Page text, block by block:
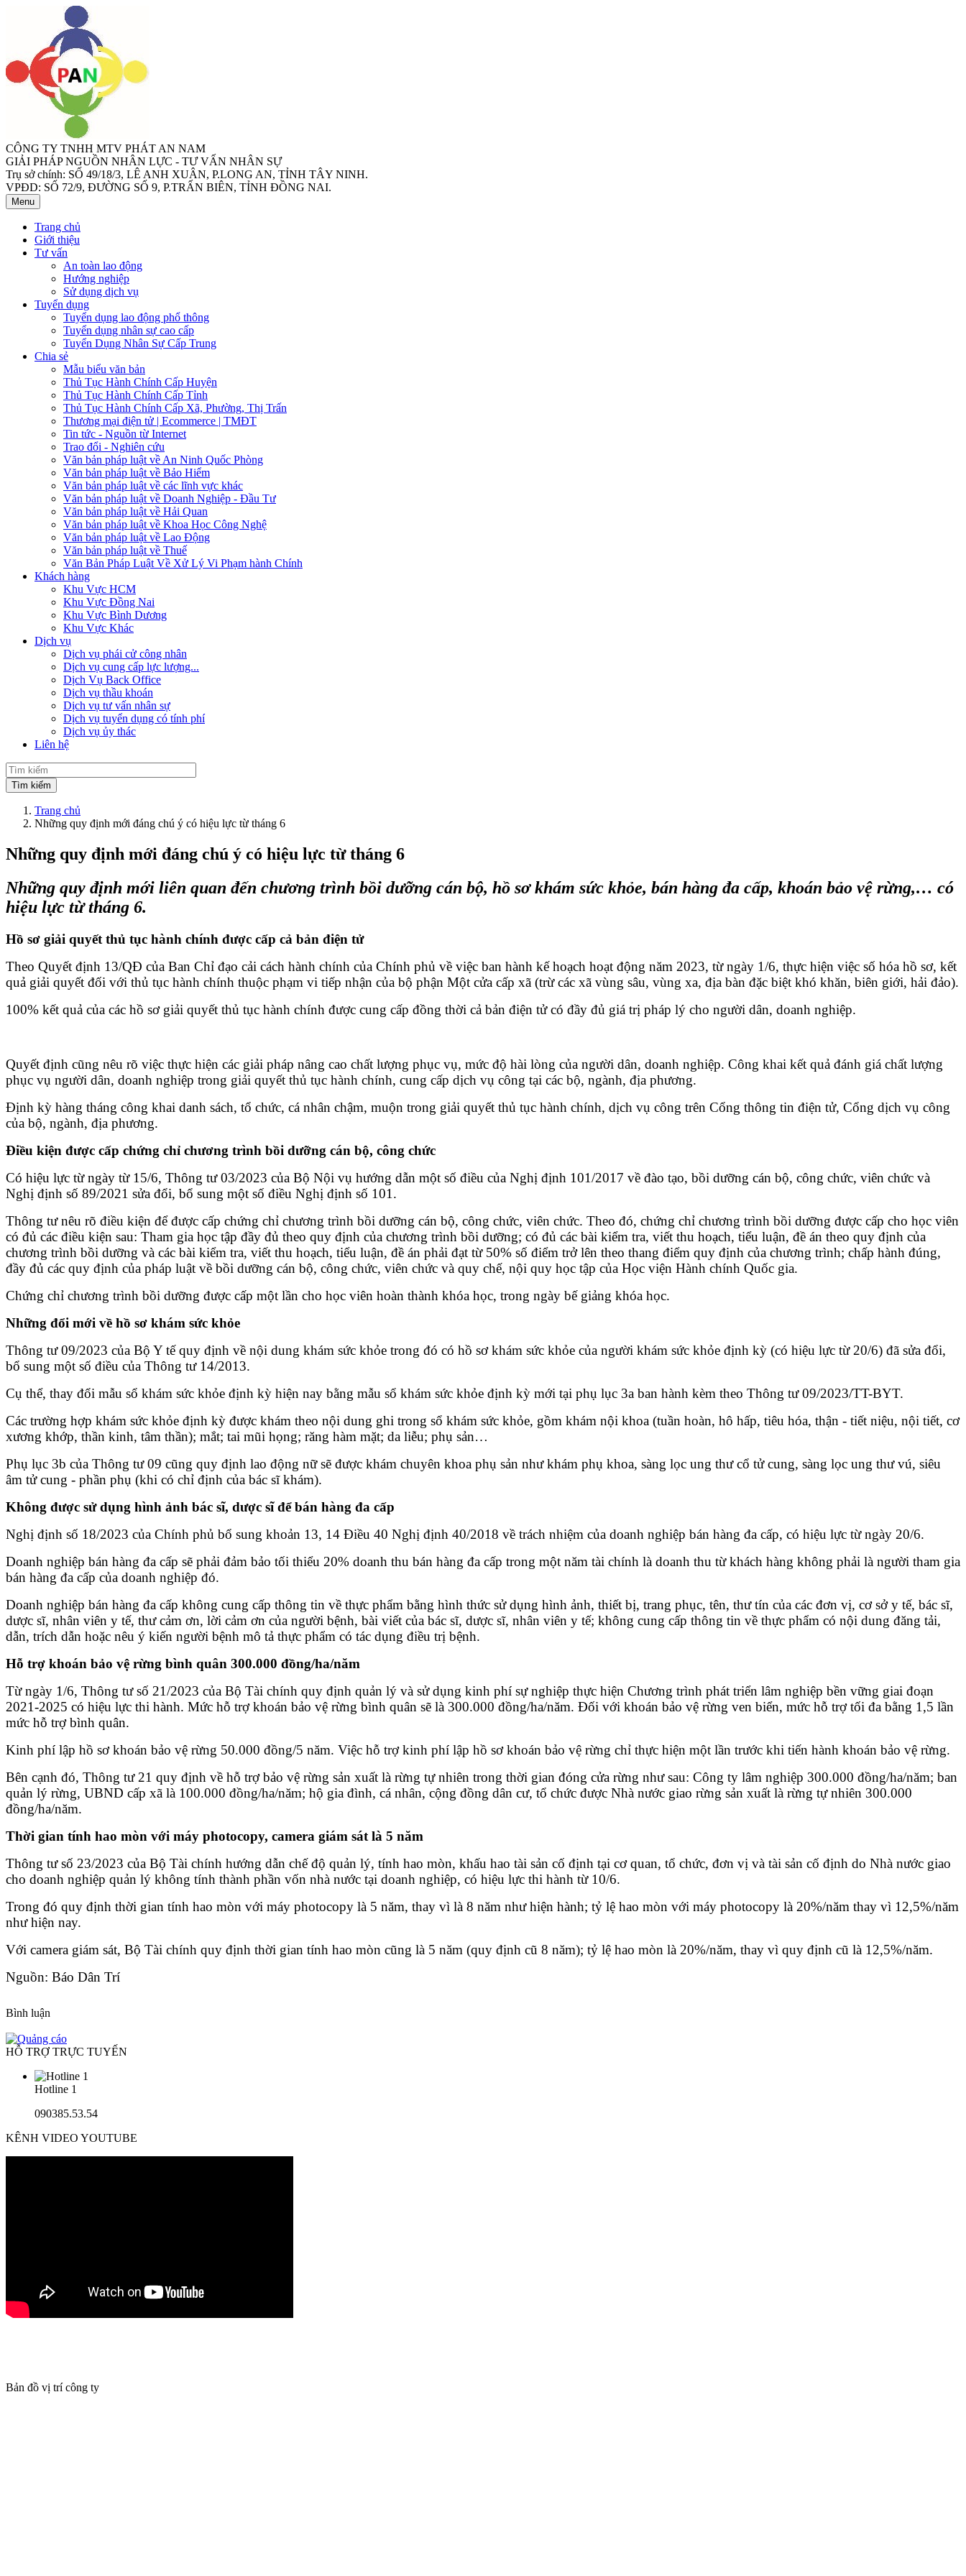
CÔNG TY TNHH MTV PHÁT AN NAM
GIẢI PHÁP NGUỒN NHÂN LỰC - TƯ VẤN NHÂN SỰ
Trụ sở chính: SỐ 49/18/3, LÊ ANH XUÂN, P.LONG AN, TỈNH TÂY NINH.
VPĐD: SỐ 72/9, ĐƯỜNG SỐ 9, P.TRẤN BIÊN, TỈNH ĐỒNG NAI.
Menu
Trang chủ
Giới thiệu
Tư vấn
An toàn lao động
Hướng nghiệp
Sử dụng dịch vụ
Tuyển dụng
Tuyển dụng lao động phổ thông
Tuyển dụng nhân sự cao cấp
Tuyển Dụng Nhân Sự Cấp Trung
Chia sẻ
Mẫu biểu văn bản
Thủ Tục Hành Chính Cấp Huyện
Thủ Tục Hành Chính Cấp Tỉnh
Thủ Tục Hành Chính Cấp Xã, Phường, Thị Trấn
Thương mại điện tử | Ecommerce | TMĐT
Tin tức - Nguồn từ Internet
Trao đổi - Nghiên cứu
Văn bản pháp luật về An Ninh Quốc Phòng
Văn bản pháp luật về Bảo Hiểm
Văn bản pháp luật về các lĩnh vực khác
Văn bản pháp luật về Doanh Nghiệp - Đầu Tư
Văn bản pháp luật về Hải Quan
Văn bản pháp luật về Khoa Học Công Nghệ
Văn bản pháp luật về Lao Động
Văn bản pháp luật về Thuế
Văn Bản Pháp Luật Về Xử Lý Vi Phạm hành Chính
Khách hàng
Khu Vực HCM
Khu Vực Đồng Nai
Khu Vực Bình Dương
Khu Vực Khác
Dịch vụ
Dịch vụ phái cử công nhân
Dịch vụ cung cấp lực lượng...
Dịch Vụ Back Office
Dịch vụ thầu khoán
Dịch vụ tư vấn nhân sự
Dịch vụ tuyển dụng có tính phí
Dịch vụ ủy thác
Liên hệ
Trang chủ
Những quy định mới đáng chú ý có hiệu lực từ tháng 6
Những quy định mới đáng chú ý có hiệu lực từ tháng 6
Những quy định mới liên quan đến chương trình bồi dưỡng cán bộ, hồ sơ khám sức khỏe, bán hàng đa cấp, khoán bảo vệ rừng,… có
hiệu lực từ tháng 6.
Hồ sơ giải quyết thủ tục hành chính được cấp cả bản điện tử
Theo Quyết định 13/QĐ của Ban Chỉ đạo cải cách hành chính của Chính phủ về việc ban hành kế hoạch hoạt động năm 2023, từ ngày 1/6, thực hiện việc số hóa hồ sơ, kết
quả giải quyết đối với thủ tục hành chính thuộc phạm vi tiếp nhận của bộ phận Một cửa cấp xã (trừ các xã vùng sâu, vùng xa, địa bàn đặc biệt khó khăn, biên giới, hải đảo).
100% kết quả của các hồ sơ giải quyết thủ tục hành chính được cung cấp đồng thời cả bản điện tử có đầy đủ giá trị pháp lý cho người dân, doanh nghiệp.
Quyết định cũng nêu rõ việc thực hiện các giải pháp nâng cao chất lượng phục vụ, mức độ hài lòng của người dân, doanh nghiệp. Công khai kết quả đánh giá chất lượng
phục vụ người dân, doanh nghiệp trong giải quyết thủ tục hành chính, cung cấp dịch vụ công tại các bộ, ngành, địa phương.
Định kỳ hàng tháng công khai danh sách, tổ chức, cá nhân chậm, muộn trong giải quyết thủ tục hành chính, dịch vụ công trên Cổng thông tin điện tử, Cổng dịch vụ công
của bộ, ngành, địa phương.
Điều kiện được cấp chứng chỉ chương trình bồi dưỡng cán bộ, công chức
Có hiệu lực từ ngày từ 15/6, Thông tư 03/2023 của Bộ Nội vụ hướng dẫn một số điều của Nghị định 101/2017 về đào tạo, bồi dưỡng cán bộ, công chức, viên chức và
Nghị định số 89/2021 sửa đổi, bổ sung một số điều Nghị định số 101.
Thông tư nêu rõ điều kiện để được cấp chứng chỉ chương trình bồi dưỡng cán bộ, công chức, viên chức. Theo đó, chứng chỉ chương trình bồi dưỡng được cấp cho học viên
có đủ các điều kiện sau: Tham gia học tập đầy đủ theo quy định của chương trình bồi dưỡng; có đủ các bài kiểm tra, viết thu hoạch, tiểu luận, đề án theo quy định của
chương trình bồi dưỡng và các bài kiểm tra, viết thu hoạch, tiểu luận, đề án phải đạt từ 50% số điểm trở lên theo thang điểm quy định của chương trình; chấp hành đúng,
đầy đủ các quy định của pháp luật về bồi dưỡng cán bộ, công chức, viên chức và quy chế, nội quy học tập của Học viện Hành chính Quốc gia.
Chứng chỉ chương trình bồi dưỡng được cấp một lần cho học viên hoàn thành khóa học, trong ngày bế giảng khóa học.
Những đổi mới về hồ sơ khám sức khỏe
Thông tư 09/2023 của Bộ Y tế quy định về nội dung khám sức khỏe trong đó có hồ sơ khám sức khỏe của người khám sức khỏe định kỳ (có hiệu lực từ 20/6) đã sửa đổi,
bổ sung một số điều của Thông tư 14/2013.
Cụ thể, thay đổi mẫu sổ khám sức khỏe định kỳ hiện nay bằng mẫu sổ khám sức khỏe định kỳ mới tại phụ lục 3a ban hành kèm theo Thông tư 09/2023/TT-BYT.
Các trường hợp khám sức khỏe định kỳ được khám theo nội dung ghi trong sổ khám sức khỏe, gồm khám nội khoa (tuần hoàn, hô hấp, tiêu hóa, thận - tiết niệu, nội tiết, cơ
xương khớp, thần kinh, tâm thần); mắt; tai mũi họng; răng hàm mặt; da liễu; phụ sản…
Phụ lục 3b của Thông tư 09 cũng quy định lao động nữ sẽ được khám chuyên khoa phụ sản như khám phụ khoa, sàng lọc ung thư cổ tử cung, sàng lọc ung thư vú, siêu
âm tử cung - phần phụ (khi có chỉ định của bác sĩ khám).
Không được sử dụng hình ảnh bác sĩ, dược sĩ để bán hàng đa cấp
Nghị định số 18/2023 của Chính phủ bổ sung khoản 13, 14 Điều 40 Nghị định 40/2018 về trách nhiệm của doanh nghiệp bán hàng đa cấp, có hiệu lực từ ngày 20/6.
Doanh nghiệp bán hàng đa cấp sẽ phải đảm bảo tối thiểu 20% doanh thu bán hàng đa cấp trong một năm tài chính là doanh thu từ khách hàng không phải là người tham gia
bán hàng đa cấp của doanh nghiệp đó.
Doanh nghiệp bán hàng đa cấp không cung cấp thông tin về thực phẩm bằng hình thức sử dụng hình ảnh, thiết bị, trang phục, tên, thư tín của các đơn vị, cơ sở y tế, bác sĩ,
dược sĩ, nhân viên y tế, thư cảm ơn, lời cảm ơn của người bệnh, bài viết của bác sĩ, dược sĩ, nhân viên y tế; không cung cấp thông tin về thực phẩm có nội dung đăng tải,
dẫn, trích dẫn hoặc nêu ý kiến người bệnh mô tả thực phẩm có tác dụng điều trị bệnh.
Hỗ trợ khoán bảo vệ rừng bình quân 300.000 đồng/ha/năm
Từ ngày 1/6, Thông tư số 21/2023 của Bộ Tài chính quy định quản lý và sử dụng kinh phí sự nghiệp thực hiện Chương trình phát triển lâm nghiệp bền vững giai đoạn
2021-2025 có hiệu lực thi hành. Mức hỗ trợ khoán bảo vệ rừng bình quân sẽ là 300.000 đồng/ha/năm. Đối với khoán bảo vệ rừng ven biển, mức hỗ trợ tối đa bằng 1,5 lần
mức hỗ trợ bình quân.
Kinh phí lập hồ sơ khoán bảo vệ rừng 50.000 đồng/5 năm. Việc hỗ trợ kinh phí lập hồ sơ khoán bảo vệ rừng chỉ thực hiện một lần trước khi tiến hành khoán bảo vệ rừng.
Bên cạnh đó, Thông tư 21 quy định về hỗ trợ bảo vệ rừng sản xuất là rừng tự nhiên trong thời gian đóng cửa rừng như sau: Công ty lâm nghiệp 300.000 đồng/ha/năm; ban
quản lý rừng, UBND cấp xã là 100.000 đồng/ha/năm; hộ gia đình, cá nhân, cộng đồng dân cư, tổ chức được Nhà nước giao rừng sản xuất là rừng tự nhiên 300.000
đồng/ha/năm.
Thời gian tính hao mòn với máy photocopy, camera giám sát là 5 năm
Thông tư số 23/2023 của Bộ Tài chính hướng dẫn chế độ quản lý, tính hao mòn, khấu hao tài sản cố định tại cơ quan, tổ chức, đơn vị và tài sản cố định do Nhà nước giao
cho doanh nghiệp quản lý không tính thành phần vốn nhà nước tại doanh nghiệp, có hiệu lực thi hành từ 10/6.
Trong đó quy định thời gian tính hao mòn với máy photocopy là 5 năm, thay vì là 8 năm như hiện hành; tỷ lệ hao mòn với máy photocopy là 20%/năm thay vì 12,5%/năm
như hiện nay.
Với camera giám sát, Bộ Tài chính quy định thời gian tính hao mòn cũng là 5 năm (quy định cũ 8 năm); tỷ lệ hao mòn là 20%/năm, thay vì quy định cũ là 12,5%/năm.
Nguồn: Báo Dân Trí
Bình luận
HỖ TRỢ TRỰC TUYẾN
Hotline 1
090385.53.54
KÊNH VIDEO YOUTUBE
Bản đồ vị trí công ty